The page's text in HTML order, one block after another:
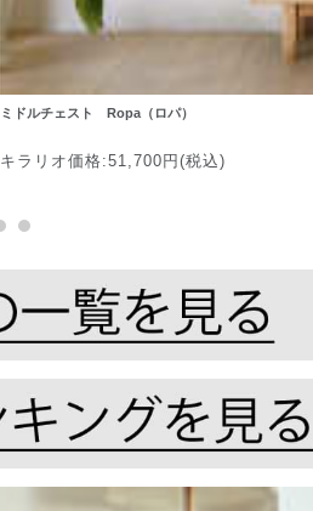
ミドルチェスト Ropa（ロパ）
キラリオ価格:51,700円(税込)